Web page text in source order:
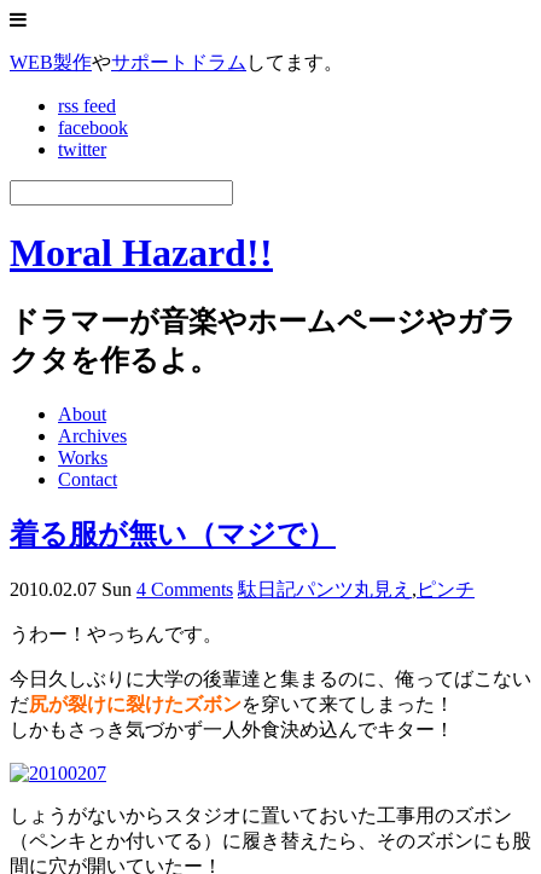
WEB製作やサポートドラム してます。
rss feed
facebook
twitter
Moral Hazard!!
ドラマーが音楽やホームページやガラ
クタを作るよ。
About
Archives
Works
Contact
着る服が無い（マジで）
2010.02.07 Sun 4 Comments 駄日記パンツ丸見え , ピンチ
うわー！やっちんです。
今日久しぶりに大学の後輩達と集まるのに、俺ってばこない
だ尻が裂けに裂けたズボンを穿いて来てしまった！
しかもさっき気づかず一人外食決め込んでキター！
しょうがないからスタジオに置いておいた工事用のズボン
（ペンキとか付いてる）に履き替えたら、そのズボンにも股
間に穴が開いていたー！